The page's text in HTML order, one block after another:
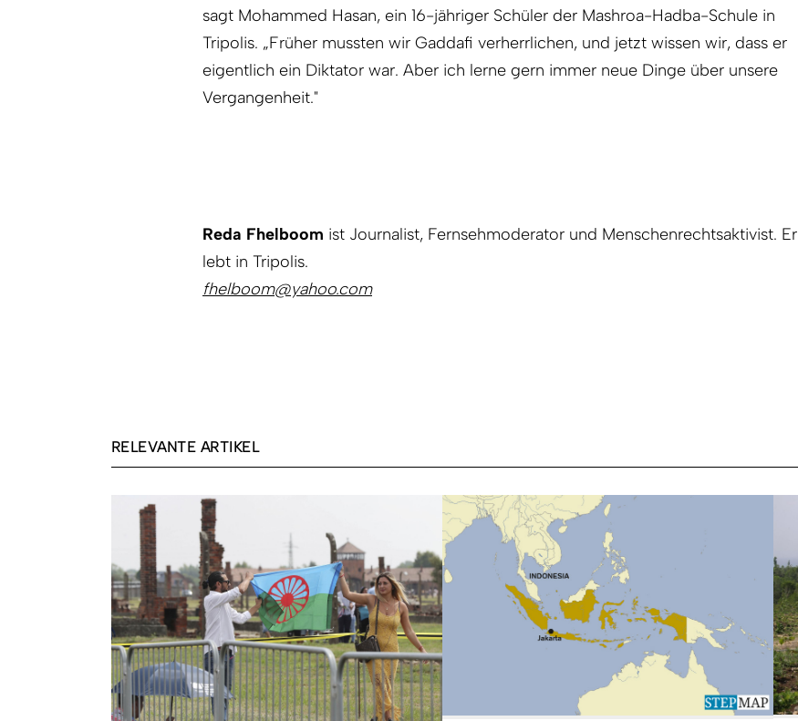
sagt Mohammed Hasan, ein 16-jähriger Schüler der Mashroa-Hadba-Schule in
Tripolis. „Früher mussten wir Gaddafi verherrlichen, und jetzt wissen wir, dass er
eigentlich ein Diktator war. Aber ich lerne gern immer neue Dinge über unsere
Vergangenheit."
Reda Fhelboom ist Journalist, Fernsehmoderator und Menschenrechtsaktivist. Er
lebt in Tripolis.
fhelboom@yahoo.com
RELEVANTE ARTIKEL